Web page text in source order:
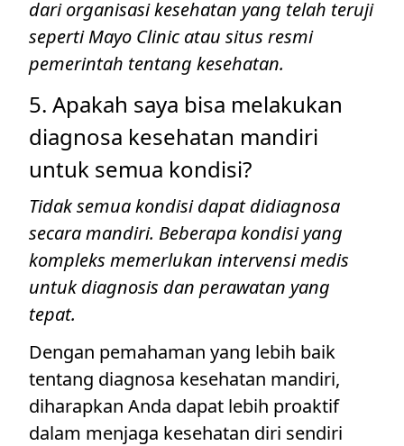
dari organisasi kesehatan yang telah teruji
seperti Mayo Clinic atau situs resmi
pemerintah tentang kesehatan.
5. Apakah saya bisa melakukan
diagnosa kesehatan mandiri
untuk semua kondisi?
Tidak semua kondisi dapat didiagnosa
secara mandiri. Beberapa kondisi yang
kompleks memerlukan intervensi medis
untuk diagnosis dan perawatan yang
tepat.
Dengan pemahaman yang lebih baik
tentang diagnosa kesehatan mandiri,
diharapkan Anda dapat lebih proaktif
dalam menjaga kesehatan diri sendiri